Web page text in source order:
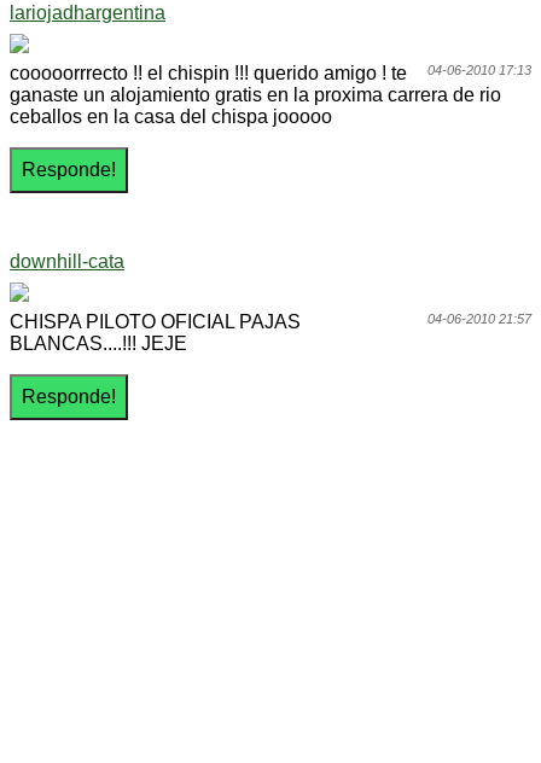
lariojadhargentina
04-06-2010 17:13
cooooorrrecto !! el chispin !!! querido amigo ! te
ganaste un alojamiento gratis en la proxima carrera de rio
ceballos en la casa del chispa jooooo
downhill-cata
04-06-2010 21:57
CHISPA PILOTO OFICIAL PAJAS
BLANCAS....!!! JEJE